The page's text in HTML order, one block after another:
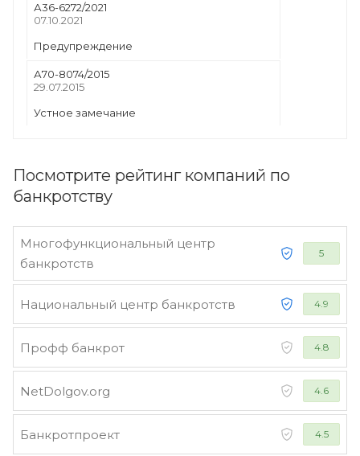
А36-6272/2021
07.10.2021
Предупреждение
А70-8074/2015
29.07.2015
Устное замечание
Посмотрите рейтинг компаний по
банкротству
Многофункциональный центр
банкротств
5
Национальный центр банкротств 4.9
Профф банкрот 4.8
NetDolgov.org 4.6
Банкротпроект 4.5